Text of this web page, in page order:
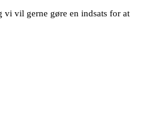
vil gerne gøre en indsats for at